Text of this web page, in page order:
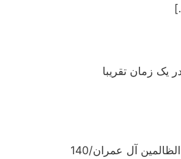
یک زمان تقریبا
بسم الّرحمان الّرحیم ریاست محترم دادگاه ویژه روحانیت . . . و تلک الایام نداولها بین الناس و لیعلم الله الذین آمنوا و یتخذ منکم شهداء و الله لایحب الظالمین آل عمران/140